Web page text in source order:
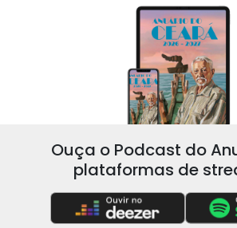
Ouça o Podcast do
plataformas de